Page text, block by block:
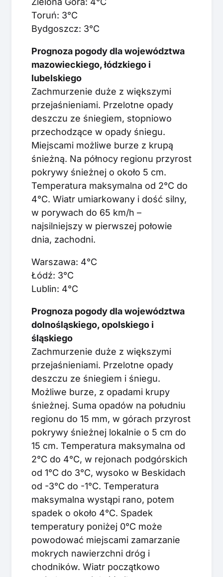
Toruń: 3°C
Bydgoszcz: 3°C
Prognoza pogody dla województwa
mazowieckiego, łódzkiego i
lubelskiego
Zachmurzenie duże z większymi
przejaśnieniami. Przelotne opady
deszczu ze śniegiem, stopniowo
przechodzące w opady śniegu.
Miejscami możliwe burze z krupą
śnieżną. Na północy regionu przyrost
pokrywy śnieżnej o około 5 cm.
Temperatura maksymalna od 2°C do
4°C. Wiatr umiarkowany i dość silny,
w porywach do 65 km/h –
najsilniejszy w pierwszej połowie
dnia, zachodni.
Warszawa: 4°C
Łódź: 3°C
Lublin: 4°C
Prognoza pogody dla województwa
dolnośląskiego, opolskiego i
śląskiego
Zachmurzenie duże z większymi
przejaśnieniami. Przelotne opady
deszczu ze śniegiem i śniegu.
Możliwe burze, z opadami krupy
śnieżnej. Suma opadów na południu
regionu do 15 mm, w górach przyrost
pokrywy śnieżnej lokalnie o 5 cm do
15 cm. Temperatura maksymalna od
2°C do 4°C, w rejonach podgórskich
od 1°C do 3°C, wysoko w Beskidach
od -3°C do -1°C. Temperatura
maksymalna wystąpi rano, potem
spadek o około 4°C. Spadek
temperatury poniżej 0°C może
powodować miejscami zamarzanie
mokrych nawierzchni dróg i
chodników. Wiatr początkowo